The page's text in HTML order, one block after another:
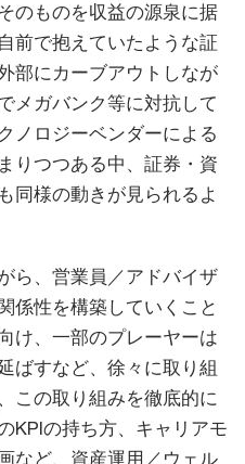
のものを収益の源泉に据
前で抱えていたような証
部にカーブアウトしなが
メガバンク等に対抗して
ノロジーベンダーによる
りつつある中、証券・資
同様の動きが見られるよ
ら、営業員／アドバイザ
係性を構築していくこと
け、一部のプレーヤーは
ばすなど、徐々に取り組
この取り組みを徹底的に
KPIの持ち方、キャリアモ
など、資産運用／ウェル